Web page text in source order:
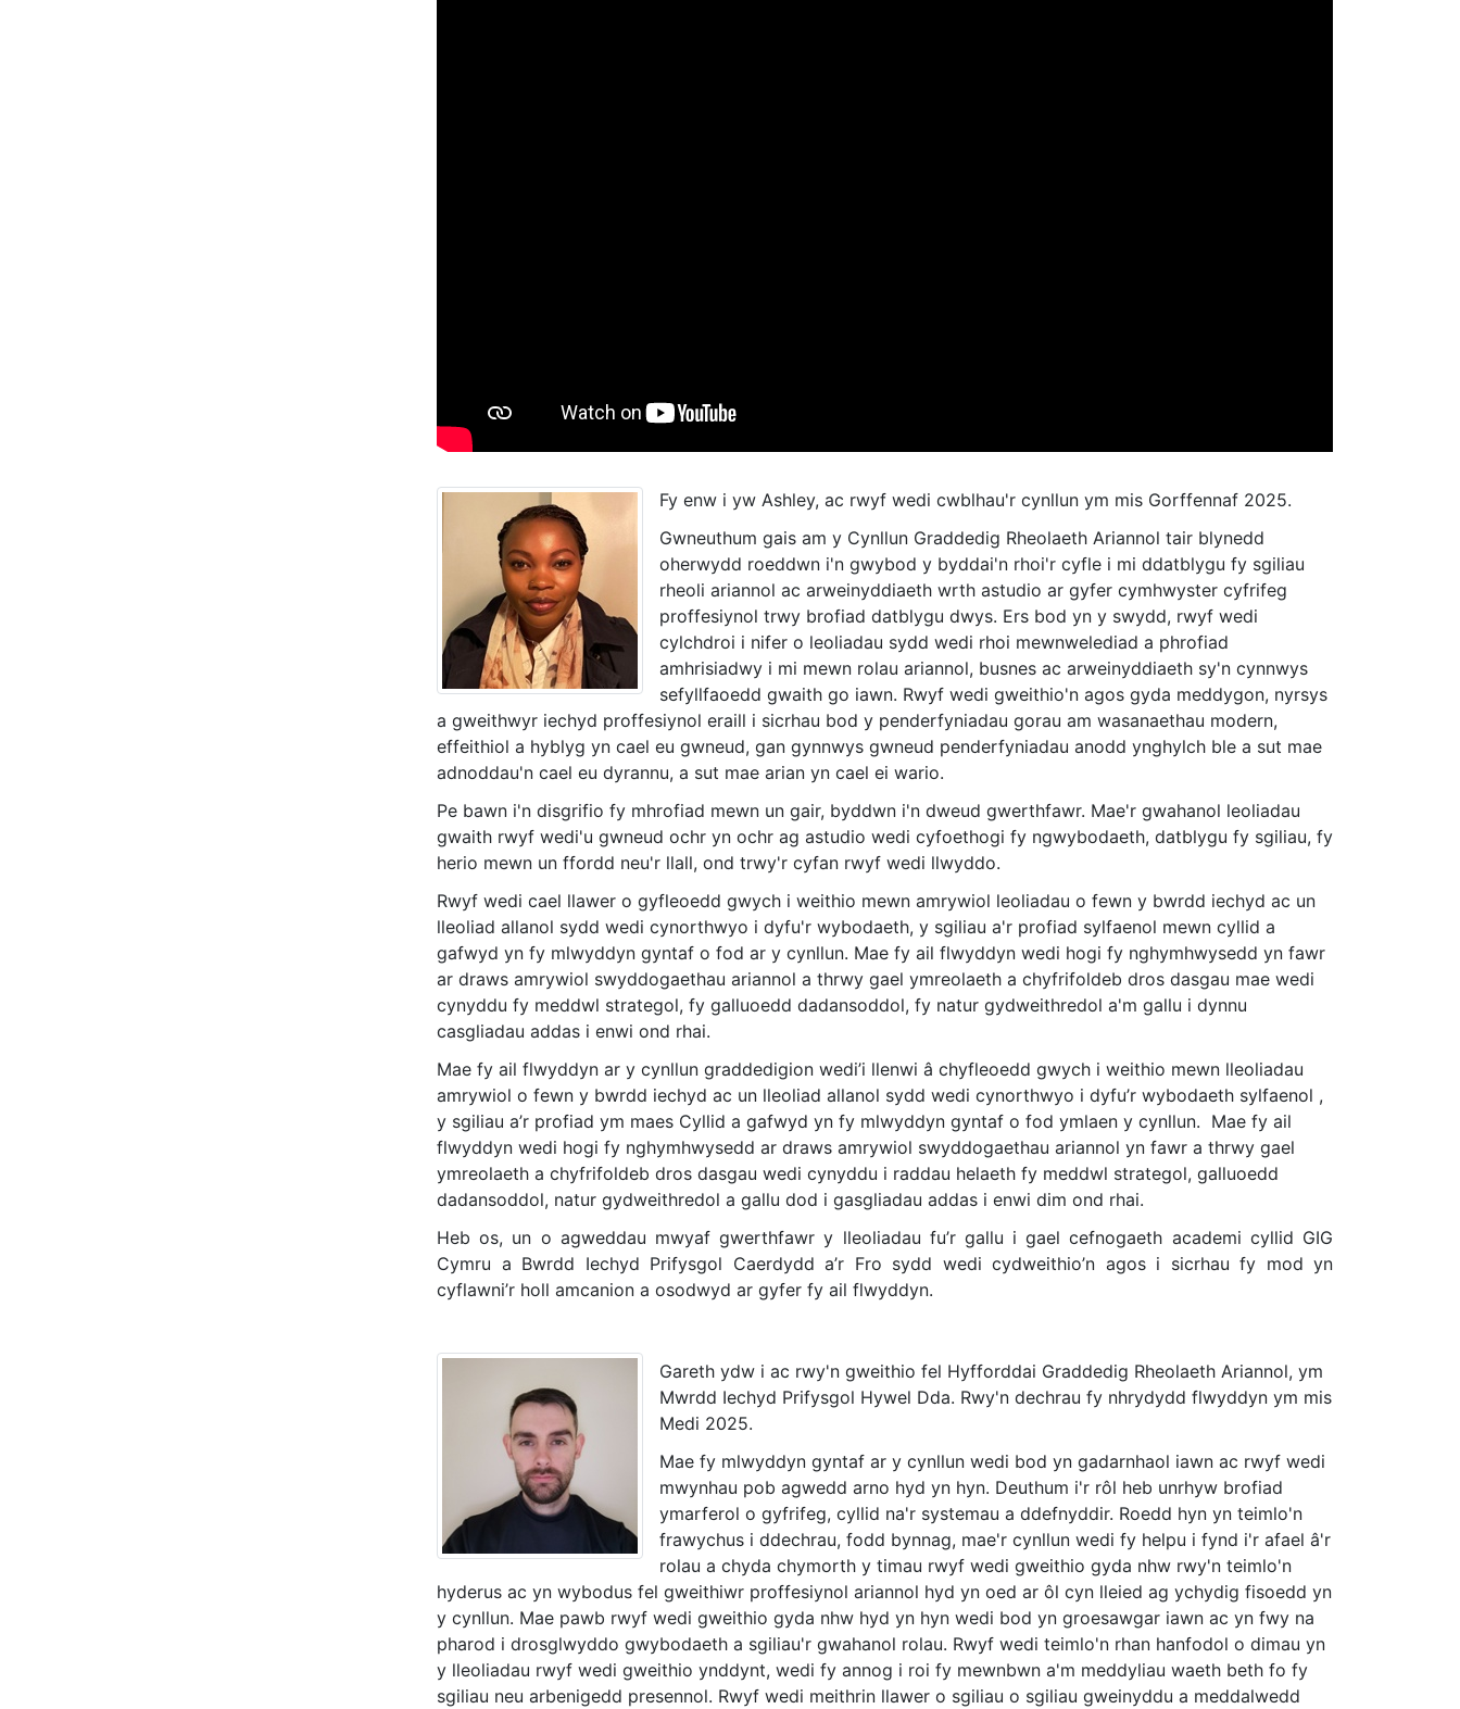
Fy enw i yw Ashley, ac rwyf wedi cwblhau'r cynllun ym mis Gorffennaf 2025.
Gwneuthum gais am y Cynllun Graddedig Rheolaeth Ariannol tair blynedd
oherwydd roeddwn i'n gwybod y byddai'n rhoi'r cyfle i mi ddatblygu fy sgiliau
rheoli ariannol ac arweinyddiaeth wrth astudio ar gyfer cymhwyster cyfrifeg
proffesiynol trwy brofiad datblygu dwys. Ers bod yn y swydd, rwyf wedi
cylchdroi i nifer o leoliadau sydd wedi rhoi mewnwelediad a phrofiad
amhrisiadwy i mi mewn rolau ariannol, busnes ac arweinyddiaeth sy'n cynnwys
sefyllfaoedd gwaith go iawn. Rwyf wedi gweithio'n agos gyda meddygon, nyrsys
a gweithwyr iechyd proffesiynol eraill i sicrhau bod y penderfyniadau gorau am wasanaethau modern,
effeithiol a hyblyg yn cael eu gwneud, gan gynnwys gwneud penderfyniadau anodd ynghylch ble a sut mae
adnoddau'n cael eu dyrannu, a sut mae arian yn cael ei wario.
Pe bawn i'n disgrifio fy mhrofiad mewn un gair, byddwn i'n dweud gwerthfawr. Mae'r gwahanol leoliadau
gwaith rwyf wedi'u gwneud ochr yn ochr ag astudio wedi cyfoethogi fy ngwybodaeth, datblygu fy sgiliau, fy
herio mewn un ffordd neu'r llall, ond trwy'r cyfan rwyf wedi llwyddo.
Rwyf wedi cael llawer o gyfleoedd gwych i weithio mewn amrywiol leoliadau o fewn y bwrdd iechyd ac un
lleoliad allanol sydd wedi cynorthwyo i dyfu'r wybodaeth, y sgiliau a'r profiad sylfaenol mewn cyllid a
gafwyd yn fy mlwyddyn gyntaf o fod ar y cynllun. Mae fy ail flwyddyn wedi hogi fy nghymhwysedd yn fawr
ar draws amrywiol swyddogaethau ariannol a thrwy gael ymreolaeth a chyfrifoldeb dros dasgau mae wedi
cynyddu fy meddwl strategol, fy galluoedd dadansoddol, fy natur gydweithredol a'm gallu i dynnu
casgliadau addas i enwi ond rhai.
Mae fy ail flwyddyn ar y cynllun graddedigion wedi’i llenwi â chyfleoedd gwych i weithio mewn lleoliadau
amrywiol o fewn y bwrdd iechyd ac un lleoliad allanol sydd wedi cynorthwyo i dyfu’r wybodaeth sylfaenol ,
y sgiliau a’r profiad ym maes Cyllid a gafwyd yn fy mlwyddyn gyntaf o fod ymlaen y cynllun. Mae fy ail
flwyddyn wedi hogi fy nghymhwysedd ar draws amrywiol swyddogaethau ariannol yn fawr a thrwy gael
ymreolaeth a chyfrifoldeb dros dasgau wedi cynyddu i raddau helaeth fy meddwl strategol, galluoedd
dadansoddol, natur gydweithredol a gallu dod i gasgliadau addas i enwi dim ond rhai.
Heb os, un o agweddau mwyaf gwerthfawr y lleoliadau fu’r gallu i gael cefnogaeth academi cyllid GIG
Cymru a Bwrdd Iechyd Prifysgol Caerdydd a’r Fro sydd wedi cydweithio’n agos i sicrhau fy mod yn
cyflawni’r holl amcanion a osodwyd ar gyfer fy ail flwyddyn.
Gareth ydw i ac rwy'n gweithio fel Hyfforddai Graddedig Rheolaeth Ariannol, ym
Mwrdd Iechyd Prifysgol Hywel Dda. Rwy'n dechrau fy nhrydydd flwyddyn ym mis
Medi 2025.
Mae fy mlwyddyn gyntaf ar y cynllun wedi bod yn gadarnhaol iawn ac rwyf wedi
mwynhau pob agwedd arno hyd yn hyn. Deuthum i'r rôl heb unrhyw brofiad
ymarferol o gyfrifeg, cyllid na'r systemau a ddefnyddir. Roedd hyn yn teimlo'n
frawychus i ddechrau, fodd bynnag, mae'r cynllun wedi fy helpu i fynd i'r afael â'r
rolau a chyda chymorth y timau rwyf wedi gweithio gyda nhw rwy'n teimlo'n
hyderus ac yn wybodus fel gweithiwr proffesiynol ariannol hyd yn oed ar ôl cyn lleied ag ychydig fisoedd yn
y cynllun. Mae pawb rwyf wedi gweithio gyda nhw hyd yn hyn wedi bod yn groesawgar iawn ac yn fwy na
pharod i drosglwyddo gwybodaeth a sgiliau'r gwahanol rolau. Rwyf wedi teimlo'n rhan hanfodol o dimau yn
y lleoliadau rwyf wedi gweithio ynddynt, wedi fy annog i roi fy mewnbwn a'm meddyliau waeth beth fo fy
sgiliau neu arbenigedd presennol. Rwyf wedi meithrin llawer o sgiliau o sgiliau gweinyddu a meddalwedd